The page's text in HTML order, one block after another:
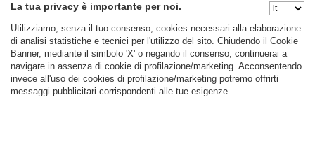
Privacy policy
Cookie policy
La tua privacy è importante per noi.
Utilizziamo, senza il tuo consenso, cookies necessari alla elaborazione
di analisi statistiche e tecnici per l'utilizzo del sito. Chiudendo il Cookie
Banner, mediante il simbolo 'X' o negando il consenso, continuerai a
navigare in assenza di cookie di profilazione/marketing. Acconsentendo
invece all'uso dei cookies di profilazione/marketing potremo offrirti
messaggi pubblicitari corrispondenti alle tue esigenze.
Nascondi Opzioni